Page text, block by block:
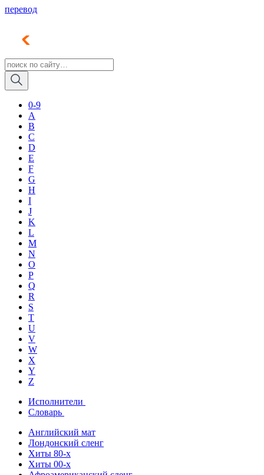
перевод
0-9
A
B
C
D
E
F
G
H
I
J
K
L
M
N
O
P
Q
R
S
T
U
V
W
X
Y
Z
Исполнители
Словарь
Английский мат
Лондонский сленг
Хиты 80-х
Хиты 00-х